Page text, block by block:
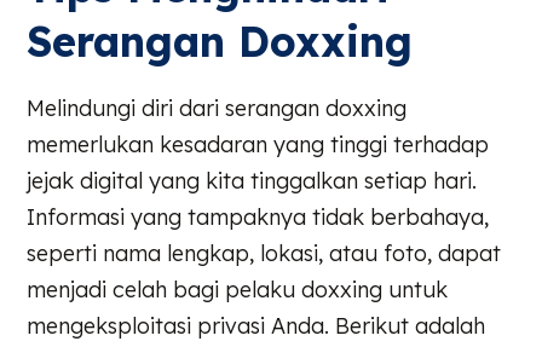
Serangan Doxxing
Melindungi diri dari serangan doxxing
memerlukan kesadaran yang tinggi terhadap
jejak digital yang kita tinggalkan setiap hari.
Informasi yang tampaknya tidak berbahaya,
seperti nama lengkap, lokasi, atau foto, dapat
menjadi celah bagi pelaku doxxing untuk
mengeksploitasi privasi Anda. Berikut adalah